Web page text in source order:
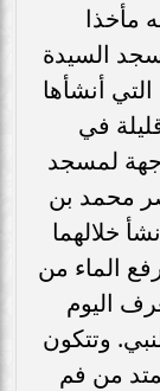
مأخذا
السيدة
أنشأها
في
لمسجد
محمد بن
خلالهما
الماء من
اليوم
وتتكون
من فم